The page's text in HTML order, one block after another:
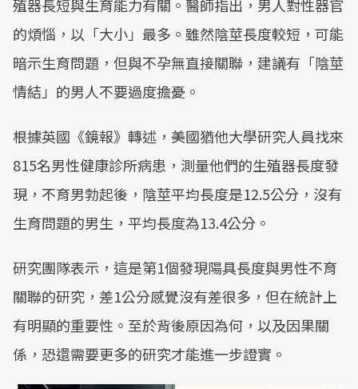
殖器長短與生育能力有關。醫師指出，男人對性器官
的煩惱，以「大小」最多。雖然陰莖長度較短，可能
暗示生育問題，但與不孕無直接關聯，建議有「陰莖
情結」的男人不要過度擔憂。
根據英國《鏡報》轉述，美國猶他大學研究人員找來
815名男性健康診所病患，測量他們的生殖器長度發
現，不育男勃起後，陰莖平均長度是12.5公分，沒有
生育問題的男生，平均長度為13.4公分。
研究團隊表示，這是第1個發現陽具長度與男性不育
關聯的研究，差1公分感覺沒有差很多，但在統計上
有明顯的重要性。至於背後原因為何，以及因果關
係，恐還需要更多的研究才能進一步證實。